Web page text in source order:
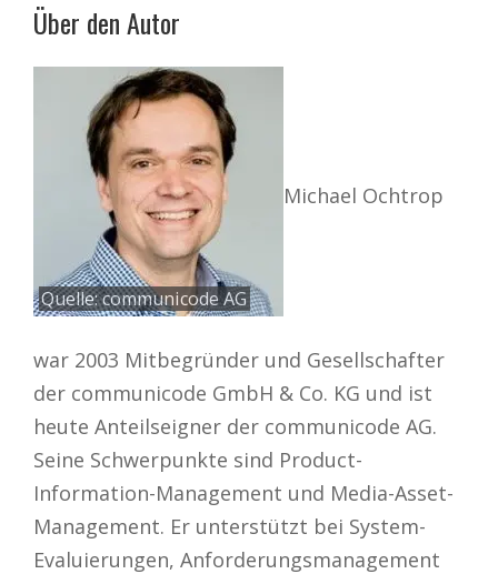
Über den Autor
Quelle: communicode AG
Michael Ochtrop
war 2003 Mitbegründer und Gesellschafter
der communicode GmbH & Co. KG und ist
heute Anteilseigner der communicode AG.
Seine Schwerpunkte sind Product-
Information-Management und Media-Asset-
Management. Er unterstützt bei System-
Evaluierungen, Anforderungsmanagement